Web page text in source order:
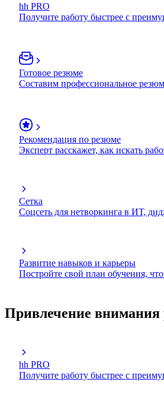
hh PRO
Получите работу быстрее с
Готовое резюме
Составим профессиональное
Рекомендация по резюме
Эксперт расскажет, как искать
Сетка
Соцсеть для нетворкинга в ИТ,
Развитие навыков и карьеры
Постройте свой план обучения,
Привлечение внимания
hh PRO
Получите работу быстрее с